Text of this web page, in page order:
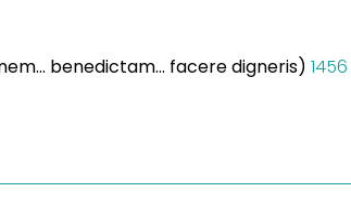
benedictam... facere digneris) 1456